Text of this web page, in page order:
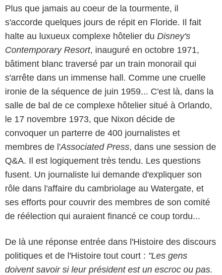
Plus que jamais au coeur de la tourmente, il
s'accorde quelques jours de répit en Floride. Il fait
halte au luxueux complexe hôtelier du Disney's
Contemporary Resort, inauguré en octobre 1971,
bâtiment blanc traversé par un train monorail qui
s'arrête dans un immense hall. Comme une cruelle
ironie de la séquence de juin 1959... C'est là, dans la
salle de bal de ce complexe hôtelier situé à Orlando,
le 17 novembre 1973, que Nixon décide de
convoquer un parterre de 400 journalistes et
membres de l'Associated Press, dans une session de
Q&A. Il est logiquement très tendu. Les questions
fusent. Un journaliste lui demande d'expliquer son
rôle dans l'affaire du cambriolage au Watergate, et
ses efforts pour couvrir des membres de son comité
de réélection qui auraient financé ce coup tordu...
De là une réponse entrée dans l'Histoire des discours
politiques et de l'Histoire tout court : "Les gens
doivent savoir si leur président est un escroc ou pas.